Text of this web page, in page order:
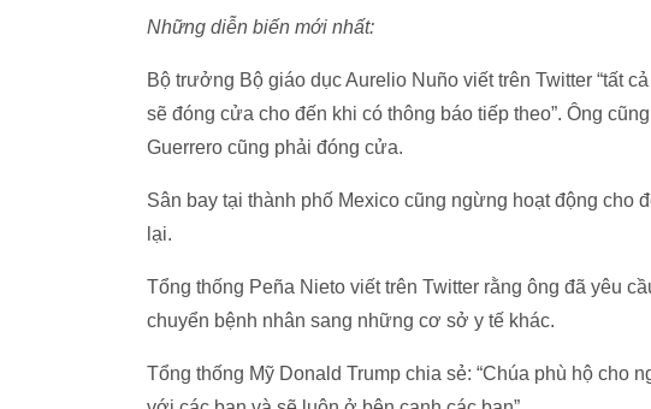
Những diễn biến mới nhất:
Bộ trưởng Bộ giáo dục Aurelio Nuño viết trên Twitter “tất
sẽ đóng cửa cho đến khi có thông báo tiếp theo”. Ông
Guerrero cũng phải đóng cửa.
Sân bay tại thành phố Mexico cũng ngừng hoạt động cho
lại.
Tổng thống Peña Nieto viết trên Twitter rằng ông đã yêu
chuyển bệnh nhân sang những cơ sở y tế khác.
Tổng thống Mỹ Donald Trump chia sẻ: “Chúa phù hộ cho